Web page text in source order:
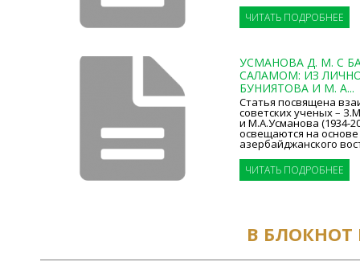
ЧИТАТЬ ПОДРОБНЕЕ
УСМАНОВА Д. М. С
САЛАМОМ: ИЗ
БУНИЯТОВА И М. А...
Статья посвящена
советских ученых –
и М.А.Усманова (1934-
освещаются на
азербайджанского
ЧИТАТЬ ПОДРОБНЕЕ
В